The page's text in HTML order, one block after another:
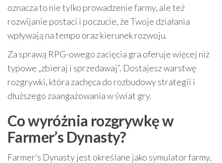
oznacza to nie tylko prowadzenie farmy, ale też
rozwijanie postaci i poczucie, że Twoje działania
wpływają na tempo oraz kierunek rozwoju.
Za sprawą RPG-owego zacięcia gra oferuje więcej niż
typowe „zbieraj i sprzedawaj”. Dostajesz warstwę
rozgrywki, która zachęca do rozbudowy strategii i
dłuższego zaangażowania w świat gry.
Co wyróżnia rozgrywkę w
Farmer’s Dynasty?
Farmer’s Dynasty jest określane jako symulator farmy,